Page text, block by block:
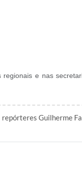
e nas
repórteres Guilherme